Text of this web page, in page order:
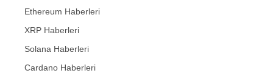
Ethereum Haberleri
XRP Haberleri
Solana Haberleri
Cardano Haberleri